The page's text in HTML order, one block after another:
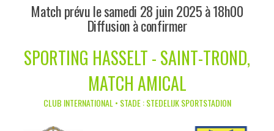
Match prévu le samedi 28 juin 2025 à 18h00
Diffusion à confirmer
SPORTING HASSELT - SAINT-TROND,
MATCH AMICAL
CLUB INTERNATIONAL • STADE : STEDELIJK SPORTSTADION